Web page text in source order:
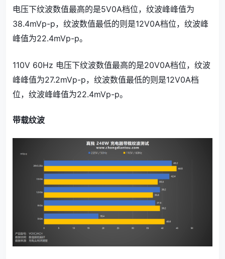
电压下纹波数值最高的是5V0A档位，纹波峰峰值为
38.4mVp-p，纹波数值最低的则是12V0A档位，纹波峰
峰值为22.4mVp-p。
110V 60Hz 电压下纹波数值最高的是20V0A档位，纹波
峰峰值为27.2mVp-p，纹波数值最低的则是12V0A档
位，纹波峰峰值为22.4mVp-p。
带载纹波